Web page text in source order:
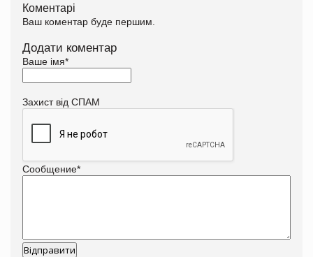
Коментарі
Ваш коментар буде першим.
Додати коментар
Ваше імя*
Захист від СПАМ
Сообщение*